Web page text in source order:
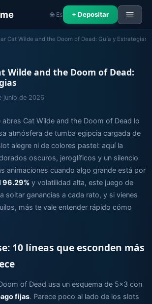
🌐 Es + Depositar
Cat Wilde and the Doom of Dead: Guía y Estrategias
Wilde and the Doom of Dead:
junio de 2026
abres Cat Wilde and the Doom of Dead lo
atmósfera de tumba egipcia cargada de
alegre ni de colores pastel: aquí la
oscuros, jeroglíficos y un silencio
animaciones cuando algo grande está por
96.29% y volatilidad alta, este juego de
soltar ganancias a cada rato, y si vienes
más te vale entender rápido cómo
10 líneas que esconden más
of Dead usa un esquema de 5x3 con
fijas. Parece poco al lado de los slots